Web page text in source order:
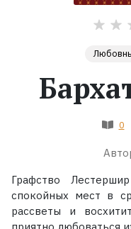
Экранизации
0
Графство
спокойных мест в
рассветы и